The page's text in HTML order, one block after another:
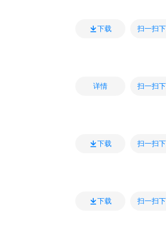
下载 扫一扫
详情 扫一扫
下载 扫一扫
下载 扫一扫